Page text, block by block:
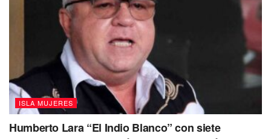
ISLA MUJERES
Humberto Lara “El Indio Blanco” con siete